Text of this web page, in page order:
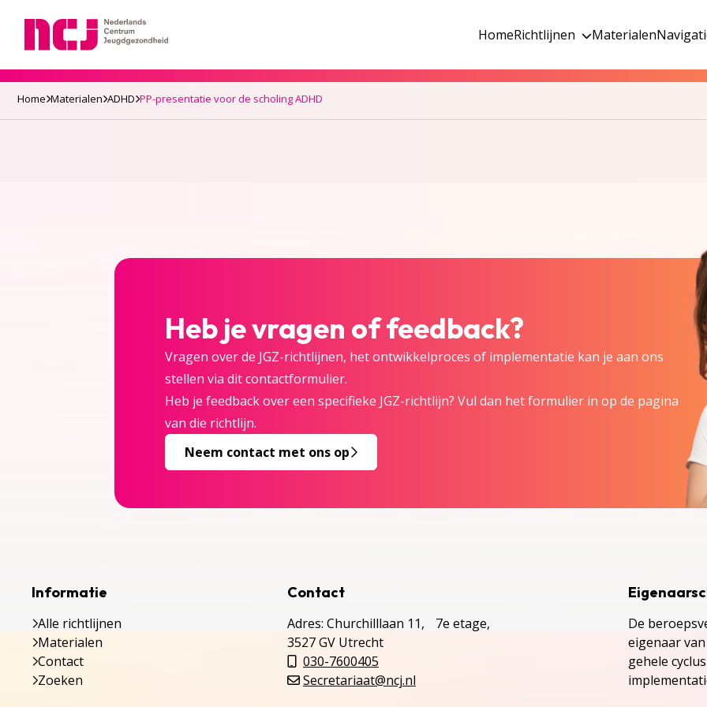
HomeRichtlijnen Materialen
Home Materialen ADHD PP-presentatie voor de scholing ADHD
Heb je vragen of feedback?
Vragen over de JGZ-richtlijnen, het ontwikkelproces of implementatie kan je aan ons
stellen via dit contactformulier.
Heb je feedback over een specifieke JGZ-richtlijn? Vul dan het formulier in op de pagina
van die richtlijn.
Neem contact met ons op
Informatie
Alle richtlijnen
Materialen
Contact
Zoeken
Contact
Adres: Churchilllaan 11, 7e etage,
3527 GV Utrecht
030-7600405
Secretariaat@ncj.nl
De
eigenaar
gehele